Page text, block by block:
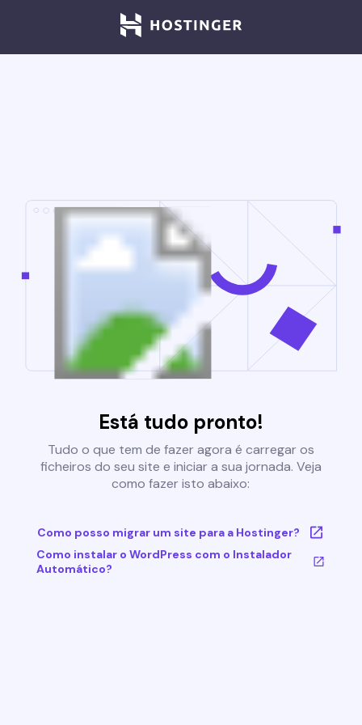
Está tudo pronto!
Tudo o que tem de fazer agora é carregar os
ficheiros do seu site e iniciar a sua jornada. Veja
como fazer isto abaixo:
Como posso migrar um site para a Hostinger?
Como instalar o WordPress com o Instalador
Automático?